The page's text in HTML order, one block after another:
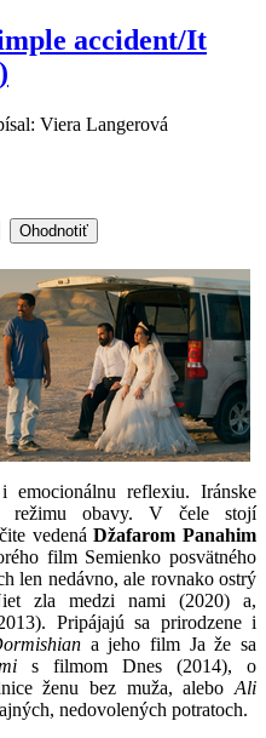
accident/It
Viera Langerová
emocionálnu reflexiu. Iránske
režimu obavy. V čele stojí
vedená Džafarom Panahim
film Semienko posvätného
len nedávno, ale rovnako ostrý
zla medzi nami (2020) a,
Pripájajú sa prirodzene i
a jeho film Ja že sa
s filmom Dnes (2014), o
ženu bez muža, alebo Ali
nedovolených potratoch.